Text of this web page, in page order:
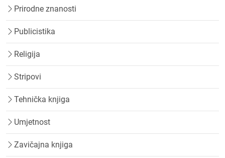
Prirodne znanosti
Publicistika
Religija
Stripovi
Tehnička knjiga
Umjetnost
Zavičajna knjiga